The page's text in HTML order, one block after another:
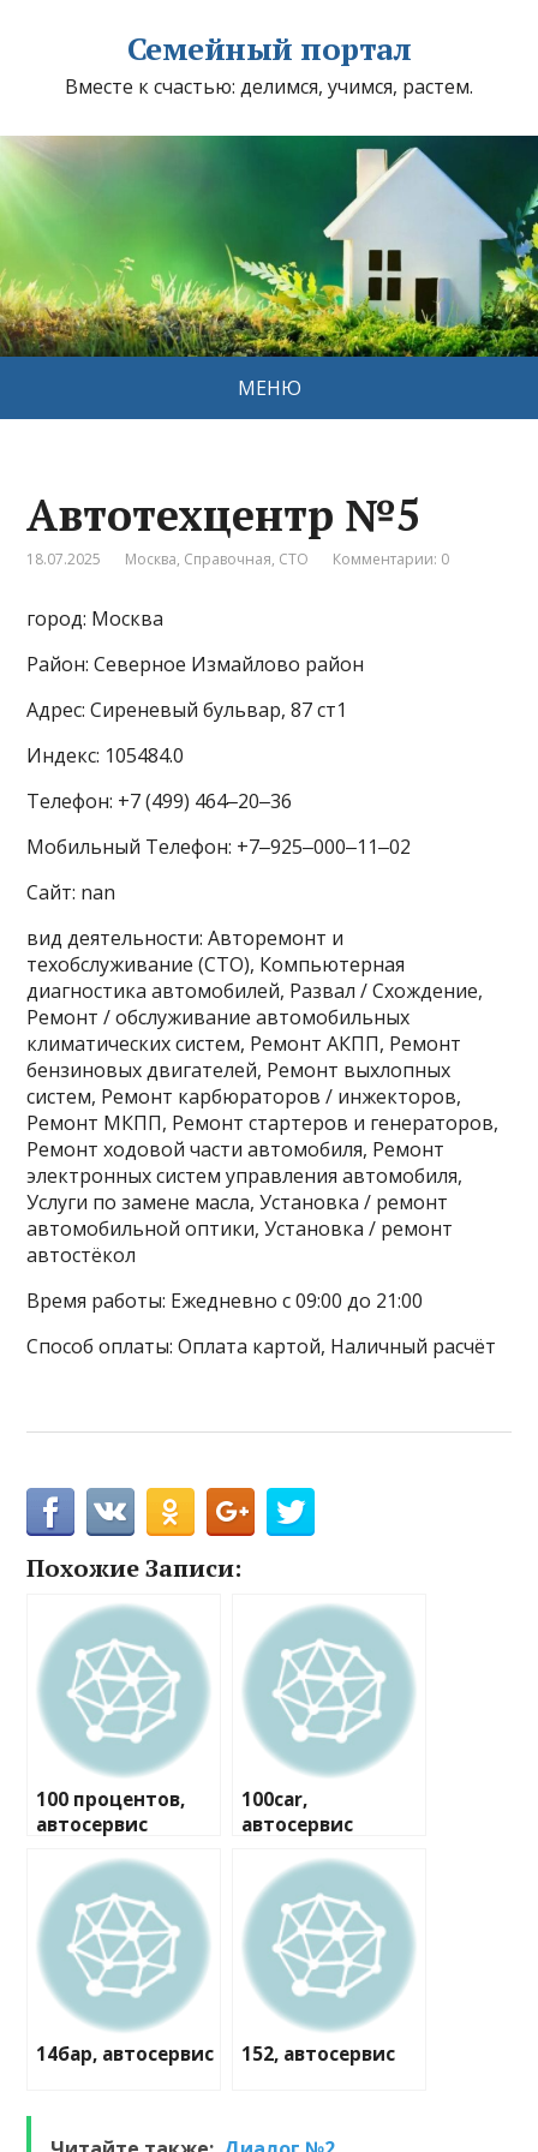
Семейный портал
Вместе к счастью: делимся, учимся, растем.
МЕНЮ
Автотехцентр №5
18.07.2025 Москва, Справочная, СТО Комментарии: 0
город: Москва
Район: Северное Измайлово район
Адрес: Сиреневый бульвар, 87 ст1
Индекс: 105484.0
Телефон: +7 (499) 464‒20‒36
Мобильный Телефон: +7‒925‒000‒11‒02
Сайт: nan
вид деятельности: Авторемонт и
техобслуживание (СТО), Компьютерная
диагностика автомобилей, Развал / Схождение,
Ремонт / обслуживание автомобильных
климатических систем, Ремонт АКПП, Ремонт
бензиновых двигателей, Ремонт выхлопных
систем, Ремонт карбюраторов / инжекторов,
Ремонт МКПП, Ремонт стартеров и генераторов,
Ремонт ходовой части автомобиля, Ремонт
электронных систем управления автомобиля,
Услуги по замене масла, Установка / ремонт
автомобильной оптики, Установка / ремонт
автостёкол
Время работы: Ежедневно с 09:00 до 21:00
Способ оплаты: Оплата картой, Наличный расчёт
Похожие Записи:
100 процентов,
автосервис
100car,
автосервис
14бар, автосервис 152, автосервис